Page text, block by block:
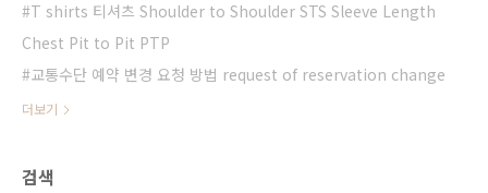
T shirts 티셔츠 Shoulder to Shoulder STS Sleeve Length
Chest Pit to Pit PTP
교통수단 예약 변경 요청 방법 request of reservation change
더보기
검색